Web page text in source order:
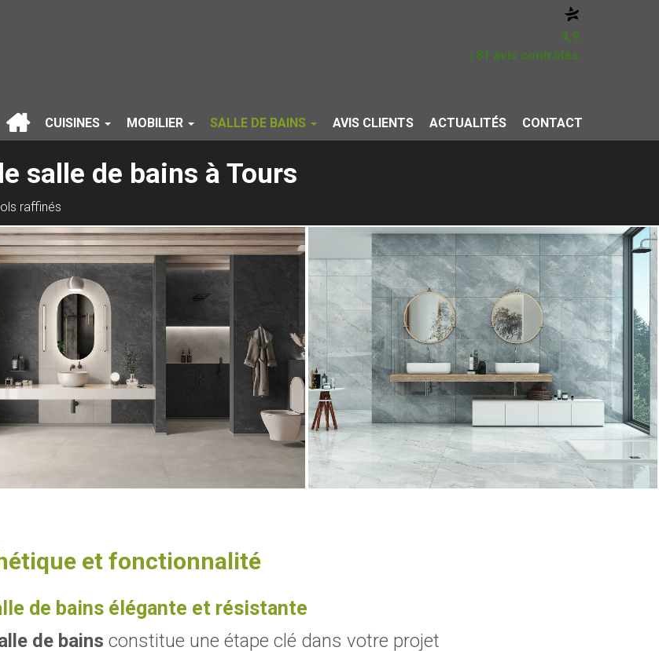
4,9
| 81 avis contrôlés
CUISINES MOBILIER SALLE DE BAINS AVIS CLIENTS ACTUALITÉS CONTACT
salle de bains à Tours
raffinés
et fonctionnalité
de bains élégante et résistante
de bains constitue une étape clé dans votre projet